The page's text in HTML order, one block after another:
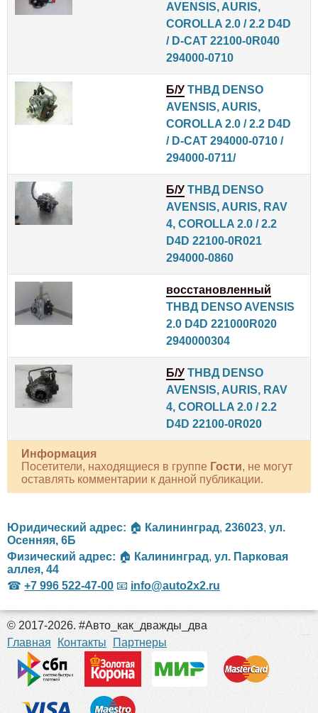
AVENSIS, AURIS,
COROLLA 2.0 / 2.2 D4D
/ D-CAT 22100-0R040
294000-0710
Б/У ТНВД DENSO
AVENSIS, AURIS,
COROLLA 2.0 / 2.2 D4D
/ D-CAT 294000-0710 /
294000-0711/
Б/У ТНВД DENSO
AVENSIS, AURIS, RAV
4, COROLLA 2.0 / 2.2
D4D 22100-0R021
294000-0860
восстановленный
ТНВД DENSO AVENSIS
2.0 D4D 221000R020
2940000304
Б/У ТНВД DENSO
AVENSIS, AURIS, RAV
4, COROLLA 2.0 / 2.2
D4D 22100-0R020
Информация
Посетители, находящиеся в группе Гости, не могут
оставлять комментарии к данной публикации.
Юридический адрес: 🏠 Калининград, 236023, ул.
Осенняя, 6Б
Физический адрес: 🏠 Калининград, ул. Парковая
аллея, 44
☎ +7 996 522-47-00 📧 info@auto2x2.ru
© 2017-2026. #Авто_как_дважды_два
Главная
Контакты Партнеры